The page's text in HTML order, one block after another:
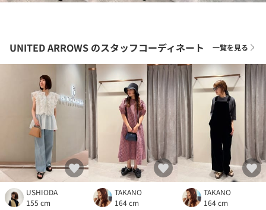
UNITED ARROWS のスタッフコーディネート 一覧を見る
USHIODA
155 cm
TAKANO
164 cm
TAKANO
164 cm